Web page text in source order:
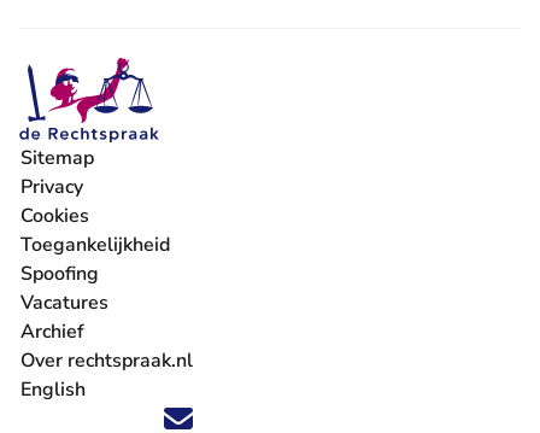
Volg ons op X (Twitter) - U verlaat Rechtspraak.nl
Volg ons op Facebook - U verlaat Rechtspraak.nl
Volg ons op Instagram - U verlaat Rechtspraak.nl
Volg ons op Youtube - U verlaat Rechtspraak.nl
Volg ons op LinkedIn - U verlaat
'Blijf op de hoogte' nieuwsbrief - U verlaat
Sitemap
Privacy
Cookies
Toegankelijkheid
Spoofing
Vacatures
- U verlaat Rechtspraak.nl
Archief
Over rechtspraak.nl
English